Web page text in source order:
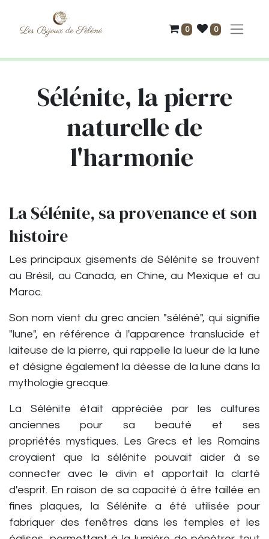
0 0
Sélénite, la pierre
naturelle de
l'harmonie
La Sélénite, sa provenance et son
histoire
Les principaux gisements de Sélénite se trouvent
au Brésil, au Canada, en Chine, au Mexique et au
Maroc.
Son nom vient du grec ancien "séléné", qui signifie
"lune", en référence à l'apparence translucide et
laiteuse de la pierre, qui rappelle la lueur de la lune
et désigne également la déesse de la lune dans la
mythologie grecque.
La Sélénite était appréciée par les cultures
anciennes pour sa beauté et ses
propriétés mystiques. Les Grecs et les Romains
croyaient que la sélénite pouvait aider à se
connecter avec le divin et apportait la clarté
d'esprit. En raison de sa capacité à être taillée en
fines plaques, la Sélénite a été utilisée pour
fabriquer des fenêtres dans les temples et les